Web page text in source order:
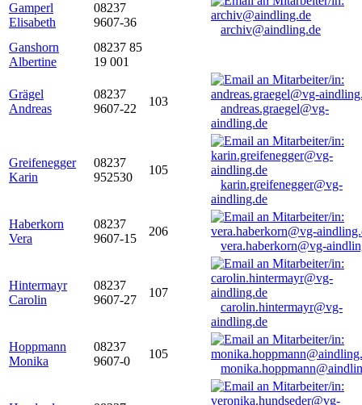
Gamperl
Elisabeth
08237
9607-36
archiv@aindling.de
Ganshorn
Albertine
08237 85
19 001
Grägel
Andreas
08237
9607-22
103
andreas.graegel@vg-
aindling.de
Greifenegger
Karin
08237
952530
105
karin.greifenegger@vg-
aindling.de
Haberkorn
Vera
08237
9607-15
206
vera.haberkorn@vg-
Hintermayr
Carolin
08237
9607-27
107
carolin.hintermayr@vg-
aindling.de
Hoppmann
Monika
08237
9607-0
105